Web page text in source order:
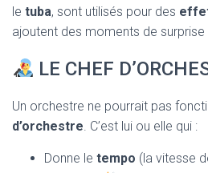
le tuba, sont utilisés pour des
ajoutent des moments de surprise
LE CHEF
Un orchestre ne pourrait pas
d’orchestre. C’est lui ou elle qui :
Donne le tempo (la vitesse